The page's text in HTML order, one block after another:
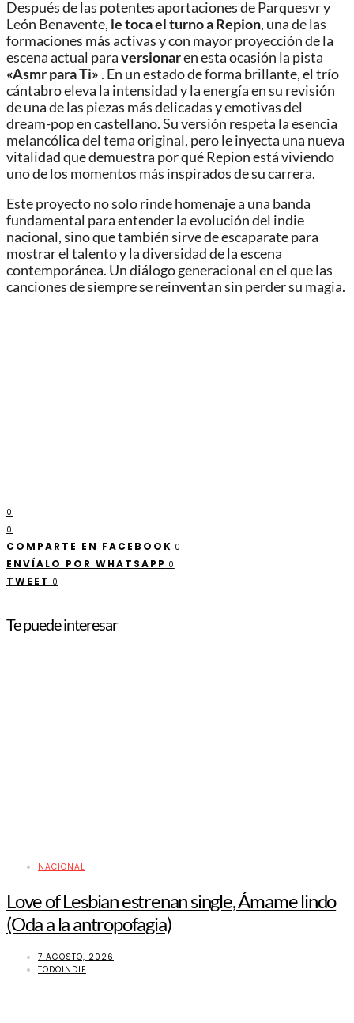
Después de las potentes aportaciones de Parquesvr y
León Benavente, le toca el turno a Repion, una de las
formaciones más activas y con mayor proyección de la
escena actual paraversionaren esta ocasión la pista
«Asmr para Ti» . En un estado de forma brillante, el trío
cántabro eleva la intensidad y la energía en su revisión
de una de las piezas más delicadas y emotivas del
dream-pop en castellano. Su versión respeta la esencia
melancólica del tema original, pero le inyecta una nueva
vitalidad que demuestra por qué Repion está viviendo
uno de los momentos más inspirados de su carrera.
Este proyecto no solo rinde homenaje a una banda
fundamental para entender la evolución del indie
nacional, sino que también sirve de escaparate para
mostrar el talento y la diversidad de la escena
contemporánea. Un diálogo generacional en el que las
canciones de siempre se reinventan sin perder su magia.
0
0
COMPARTE EN FACEBOOK 0
ENVÍALO POR WHATSAPP 0
TWEET 0
Te puede interesar
NACIONAL
Love of Lesbian estrenan single, Ámame lindo
(Oda a la antropofagia)
7 AGOSTO, 2026
TODOINDIE